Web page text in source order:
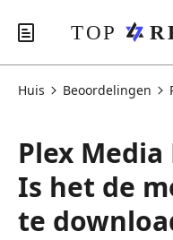
Huis Beoordelingen
Plex Media
Is het de
te